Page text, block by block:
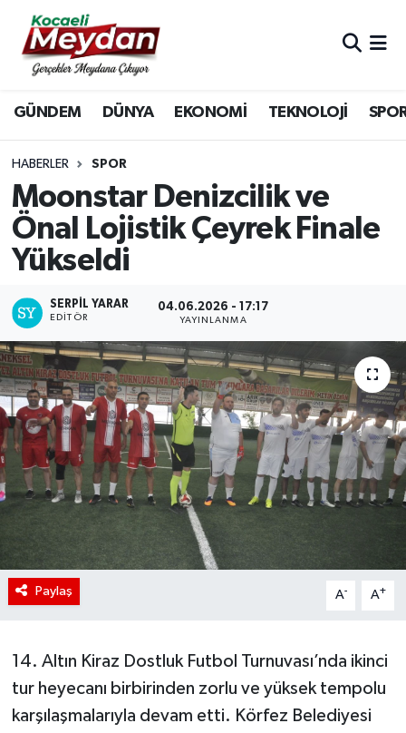
GÜNDEM DÜNYA EKONOMİ TEKNOLOJİ
HABERLER SPOR
Moonstar Denizcilik ve
Önal Lojistik Çeyrek Finale
Yükseldi
SERPİL YARAR
EDITÖR
04.06.2026 - 17:17
YAYINLANMA
Paylaş A- A+
14. Altın Kiraz Dostluk Futbol Turnuvası’nda ikinci
tur heyecanı birbirinden zorlu ve yüksek tempolu
karşılaşmalarıyla devam etti. Körfez Belediyesi
Nöbetçi Eczaneler
Hava Durumu
Trafik Durumu
Süper Lig Puan Durumu ve Fikstür
Tüm Manşetler
Son Dakika Haberleri
Haber Arşivi